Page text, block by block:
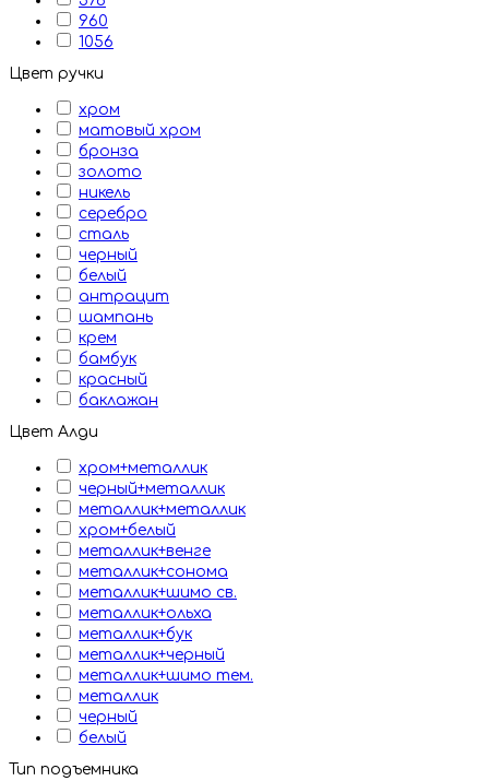
960
1056
Цвет ручки
хром
матовый хром
бронза
золото
никель
серебро
сталь
черный
белый
антрацит
шампань
крем
бамбук
красный
баклажан
Цвет Алди
хром+металлик
черный+металлик
металлик+металлик
хром+белый
металлик+венге
металлик+сонома
металлик+шимо св.
металлик+ольха
металлик+бук
металлик+черный
металлик+шимо тем.
металлик
черный
белый
Тип подъемника